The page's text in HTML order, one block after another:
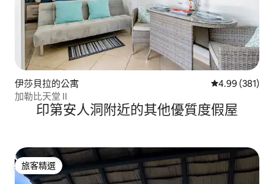
伊莎貝拉的公寓 從 381 則評價
4.99 (381)
加勒比天堂 II
印第安人洞附近的其他優質度假屋
旅客精選
旅客精選